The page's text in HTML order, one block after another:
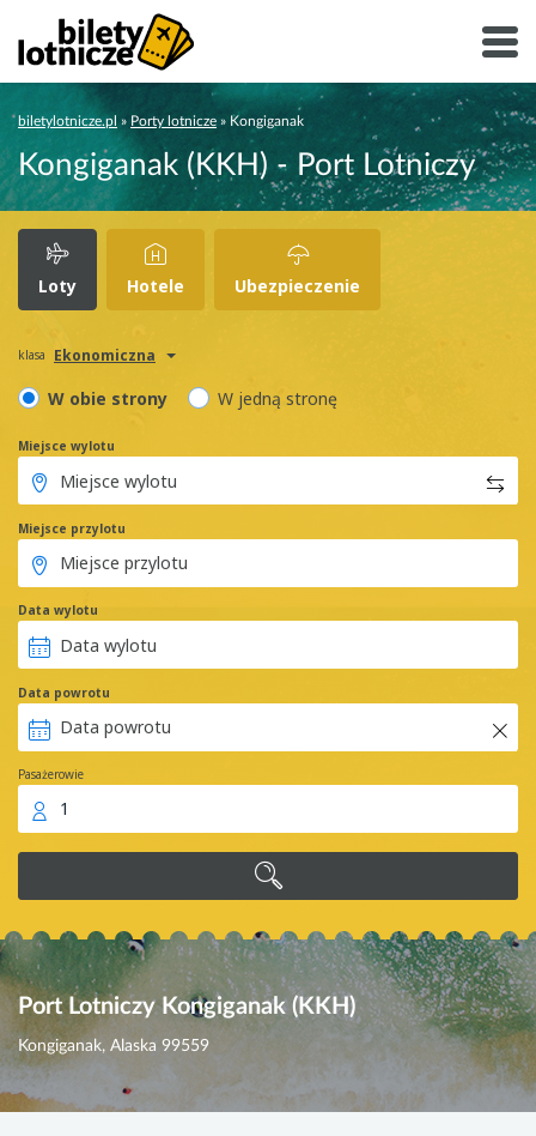
biletylotnicze.pl » Porty lotnicze » Kongiganak
Kongiganak (KKH) - Port Lotniczy
Loty Hotele Ubezpieczenie
klasa Ekonomiczna
W obie strony W jedną stronę
Miejsce wylotu
Miejsce przylotu
Data wylotu
Data powrotu
Pasażerowie
1
Port Lotniczy Kongiganak (KKH)
Kongiganak, Alaska 99559